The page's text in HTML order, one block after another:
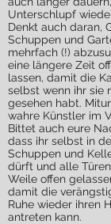
Unterschlupf
Denkt auch daran,
Schuppen und
mehrfach (!)
eine längere Zeit
lassen, damit die
selbst wenn ihr sie
gesehen habt.
wahre Künstler im
Bittet auch eure
dass ihr selbst in
Schuppen und
dürft und alle
Weile offen
damit die
Ruhe wieder ihren
antreten kann.